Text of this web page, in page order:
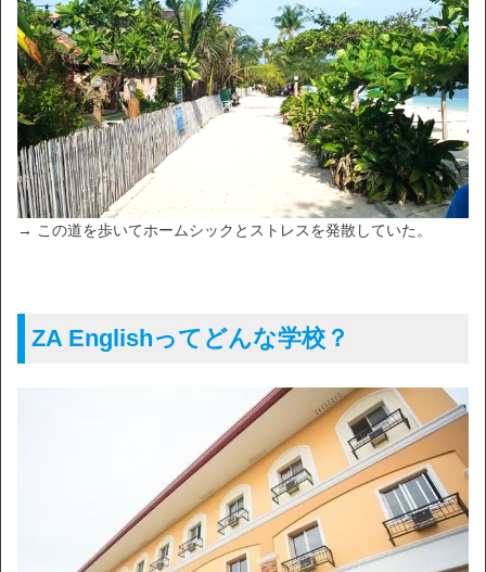
→ この道を歩いてホームシックとストレスを発散していた。
ZA Englishってどんな学校？